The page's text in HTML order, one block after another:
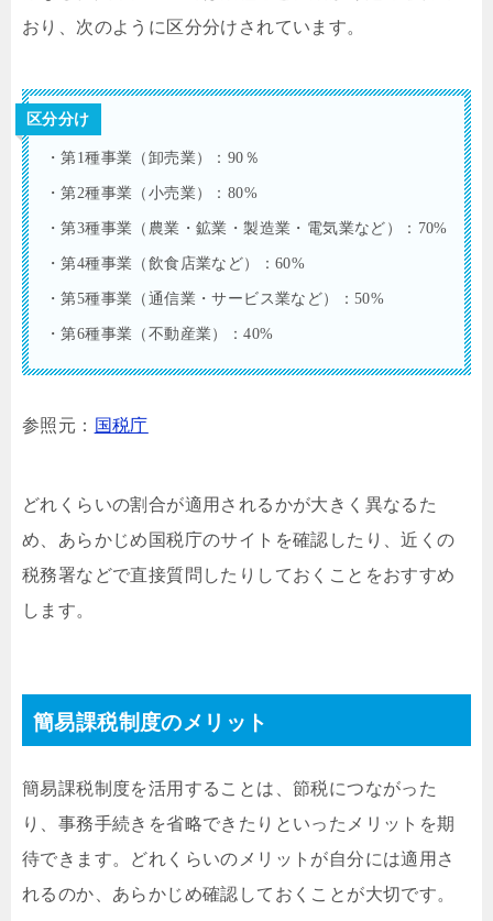
おり、次のように区分分けされています。
区分分け
・第1種事業（卸売業）：90％
・第2種事業（小売業）：80%
・第3種事業（農業・鉱業・製造業・電気業など）：70%
・第4種事業（飲食店業など）：60%
・第5種事業（通信業・サービス業など）：50%
・第6種事業（不動産業）：40%
参照元： 国税庁
どれくらいの割合が適用されるかが大きく異なるた
め、あらかじめ国税庁のサイトを確認したり、近くの
税務署などで直接質問したりしておくことをおすすめ
します。
簡易課税制度のメリット
簡易課税制度を活用することは、節税につながった
り、事務手続きを省略できたりといったメリットを期
待できます。どれくらいのメリットが自分には適用さ
れるのか、あらかじめ確認しておくことが大切です。